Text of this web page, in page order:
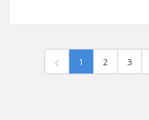
1 2 3